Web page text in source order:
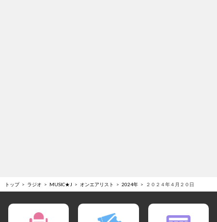
トップ ラジオ MUSIC★J オンエアリスト 2024年 ２０２４年４月２０日